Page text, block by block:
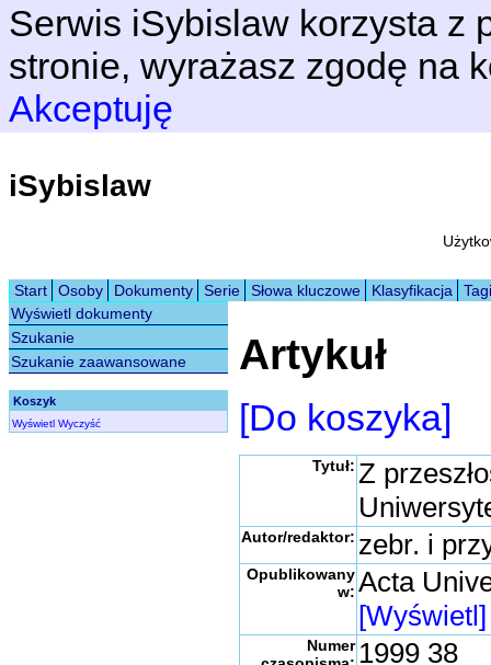
Serwis iSybislaw korzysta z
stronie, wyrażasz zgodę na
Akceptuję
iSybislaw
Start Osoby Dokumenty Serie Słowa kluczowe Klasyfikacja
Tagi
Wyświetl dokumenty
Szukanie
Szukanie zaawansowane
Koszyk
Wyświetl Wyczyść
Artykuł
[Do koszyka]
Tytuł: Z
Autor/redaktor: zebr. i
Opublikowany
w: Acta
[Wyświetl]
Numer 1999 38